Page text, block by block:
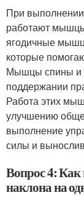
При выполнении
работают
ягодичные
которые
Мышцы спины и
поддержании
Работа этих
улучшению
выполнение
силы и
Вопрос 4:
наклона на